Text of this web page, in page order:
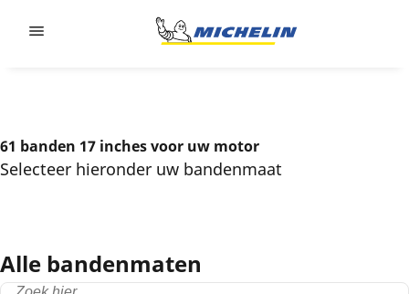
61 banden 17 inches voor uw motor
Selecteer hieronder uw bandenmaat
Alle bandenmaten